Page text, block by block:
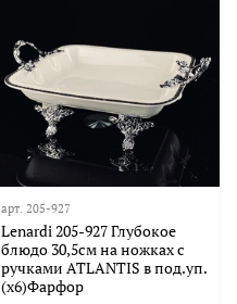
арт. 205-927
Lenardi 205-927 Глубокое
блюдо 30,5см на ножках с
ручками ATLANTIS в под.уп.
(х6)Фарфор